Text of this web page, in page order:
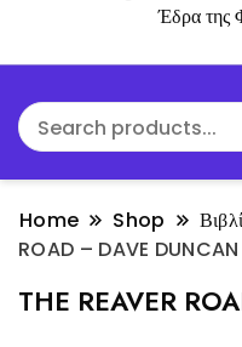
Έδρα της
Home Shop
ROAD – DAVE DUNCAN
THE REAVER